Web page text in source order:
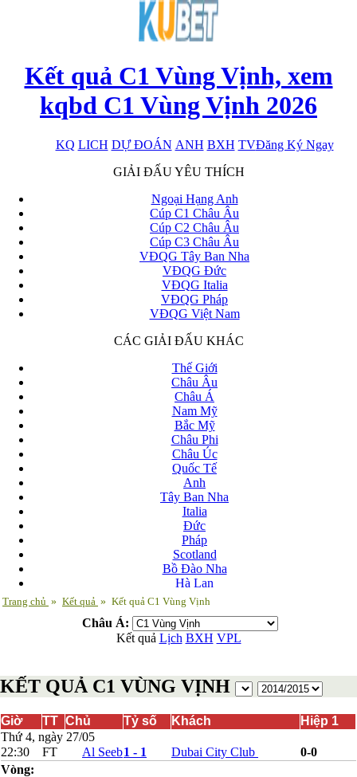
Kết quả C1 Vùng Vịnh, xem
kqbd C1 Vùng Vịnh 2026
KQ LICH DỰ ĐOÁN ANH BXH TVĐăng Ký Ngay
x
GIẢI ĐẤU YÊU THÍCH
Ngoại Hạng Anh
Cúp C1 Châu Âu
Cúp C2 Châu Âu
Cúp C3 Châu Âu
VĐQG Tây Ban Nha
VĐQG Đức
VĐQG Italia
VĐQG Pháp
VĐQG Việt Nam
CÁC GIẢI ĐẤU KHÁC
Thế Giới
Châu Âu
Châu Á
Nam Mỹ
Bắc Mỹ
Châu Phi
Châu Úc
Quốc Tế
Anh
Tây Ban Nha
Italia
Đức
Pháp
Scotland
Bồ Đào Nha
Hà Lan
Nga
Albania
Andorra
Armenia
Belarus
Bosnia-Herzgovina
Bulgary
Bắc Ireland
Bỉ
Trang chủ » Kết quả » Kết quả C1 Vùng Vịnh
Châu Á:
Kết quả Lịch BXH VPL
KẾT QUẢ C1 VÙNG VỊNH
Giờ TT Chủ Tỷ số Khách
Hiệp 1
Thứ 4, ngày 27/05
22:30
FT Al Seeb1 - 1 Dubai City Club
0-0
Vòng: